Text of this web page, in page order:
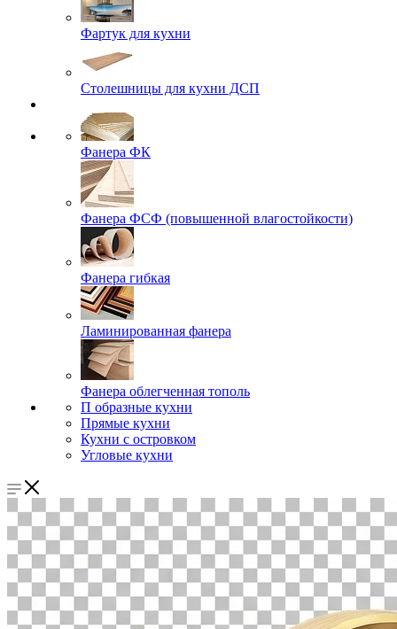
Фартук для кухни
Столешницы для кухни ДСП
Фанера ФК
Фанера ФСФ (повышенной влагостойкости)
Фанера гибкая
Ламинированная фанера
Фанера облегченная тополь
П образные кухни
Прямые кухни
Кухни с островком
Угловые кухни